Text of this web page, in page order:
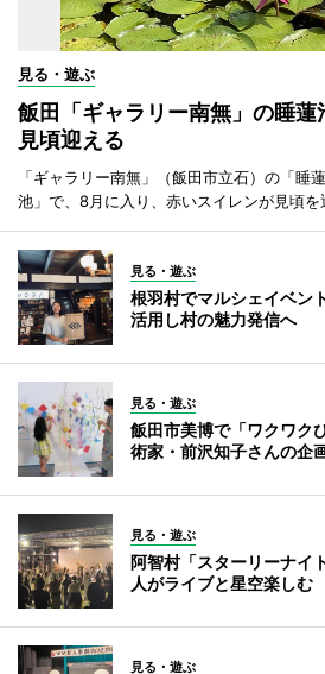
見る・遊ぶ
飯田「ギャラリー南無」の睡
見頃迎える
「ギャラリー南無」（飯田市立石）の「睡
池」で、8月に入り、赤いスイレンが見頃を
見る・遊ぶ
根羽村でマルシェイベ
活用し村の魅力発信へ
見る・遊ぶ
飯田市美博で「ワクワ
術家・前沢知子さんの企
見る・遊ぶ
阿智村「スターリーナイ
人がライブと星空楽しむ
見る・遊ぶ